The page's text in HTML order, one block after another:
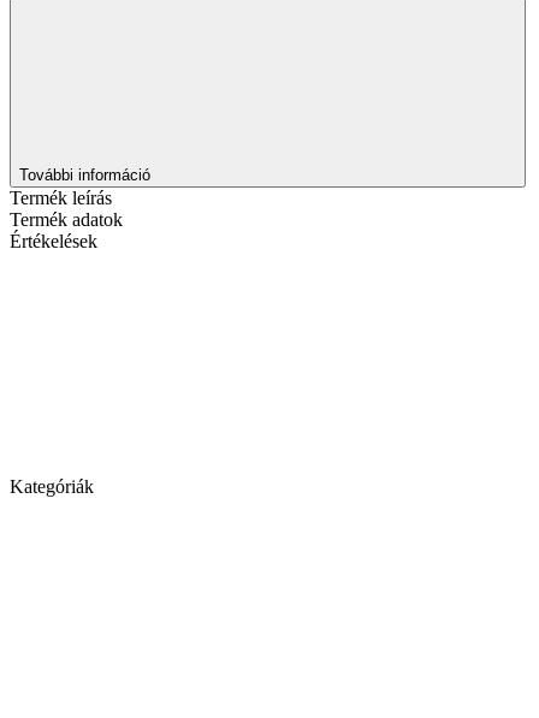
További információ
Termék leírás
Termék adatok
Értékelések
Kategóriák